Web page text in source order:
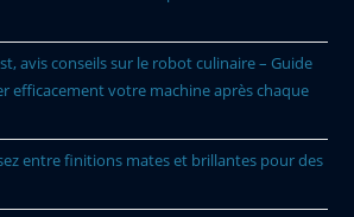
avis conseils sur le robot culinaire – Guide
efficacement votre machine après chaque
entre finitions mates et brillantes pour des